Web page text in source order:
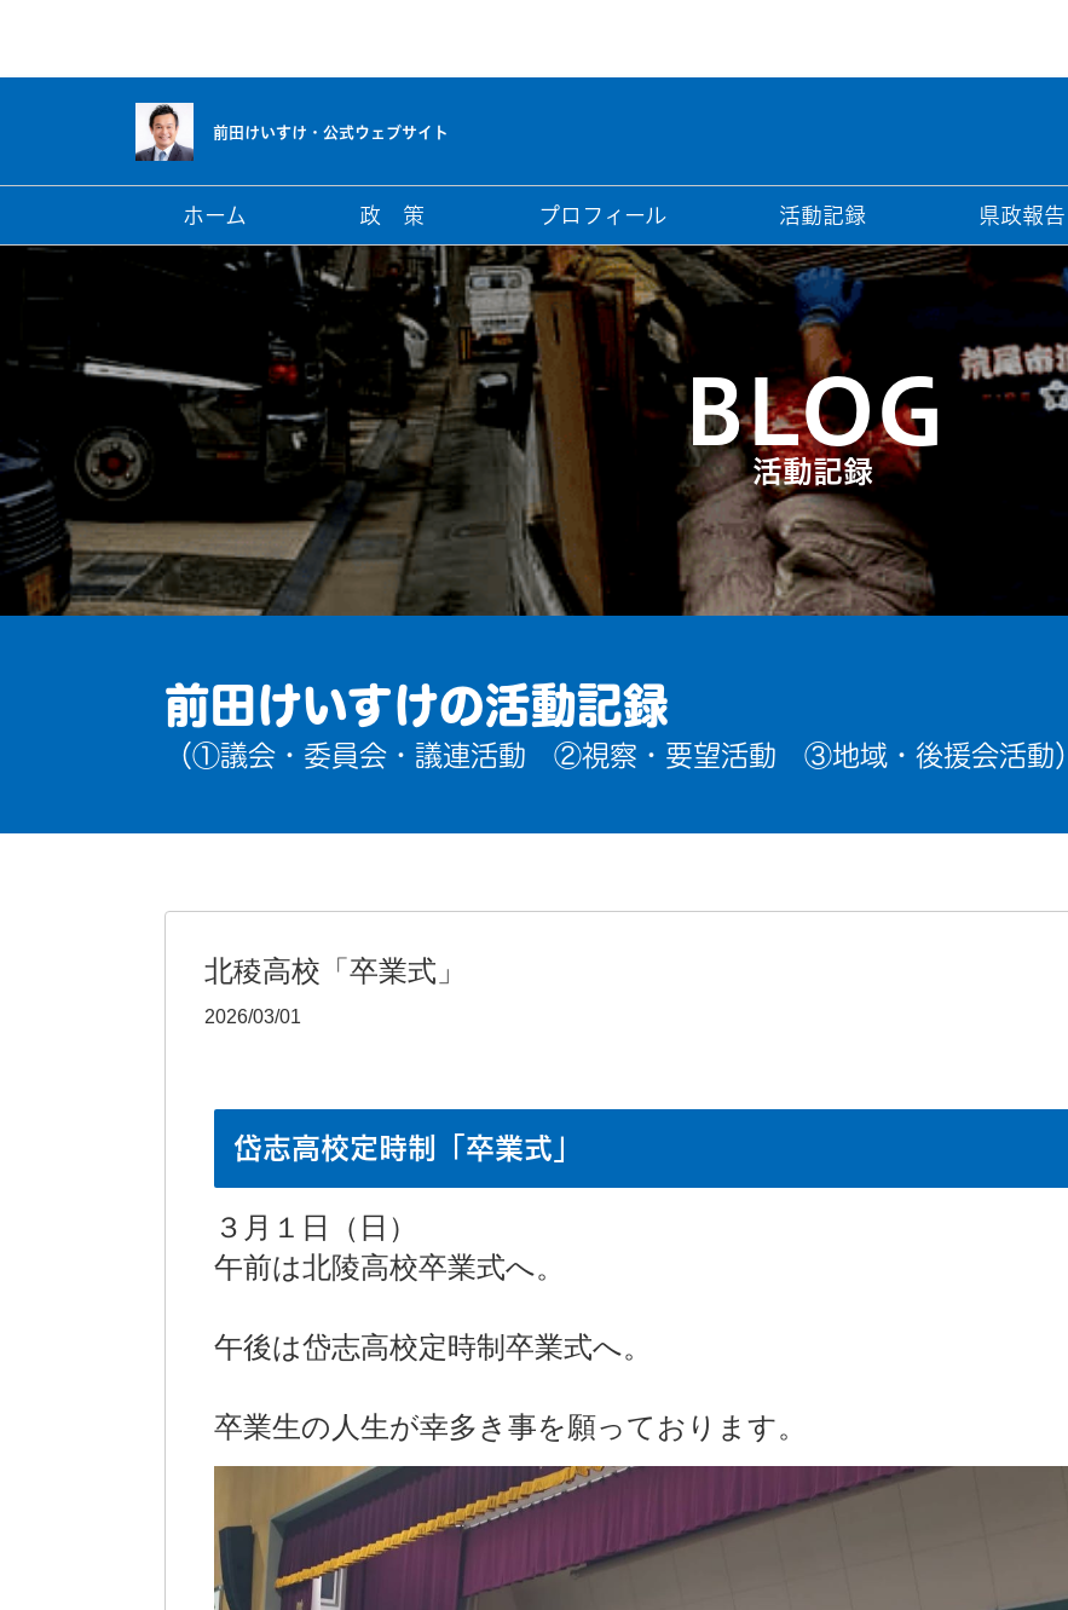
前田けいすけ・ 公式ウェブサイト
ホーム 政 策 プロフィール 活動記録 県政報告
BLOG
活動記録
前田けいすけの活動記録
（①議会・委員会・議連活動 ②視察・要望活動 ③地域・後援会活動）
北稜高校「卒業式」
2026/03/01
岱志高校定時制「卒業式」
３月１日（日）
午前は北陵高校卒業式へ。
午後は岱志高校定時制卒業式へ。
卒業生の人生が幸多き事を願っております。